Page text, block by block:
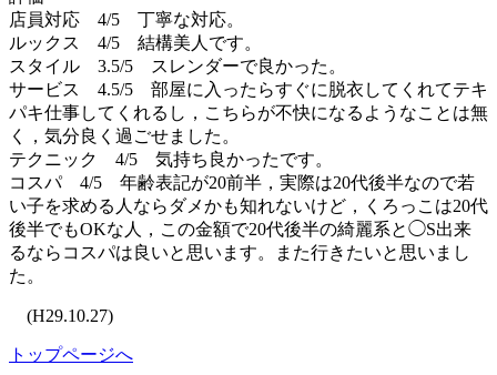
店員対応 4/5 丁寧な対応。
ルックス 4/5 結構美人です。
スタイル 3.5/5 スレンダーで良かった。
サービス 4.5/5 部屋に入ったらすぐに脱衣してくれてテキ
パキ仕事してくれるし，こちらが不快になるようなことは無
く，気分良く過ごせました。
テクニック 4/5 気持ち良かったです。
コスパ 4/5 年齢表記が20前半，実際は20代後半なので若
い子を求める人ならダメかも知れないけど，くろっこは20代
後半でもOKな人，この金額で20代後半の綺麗系と◯S出来
るならコスパは良いと思います。また行きたいと思いまし
た。
(H29.10.27)
トップページへ